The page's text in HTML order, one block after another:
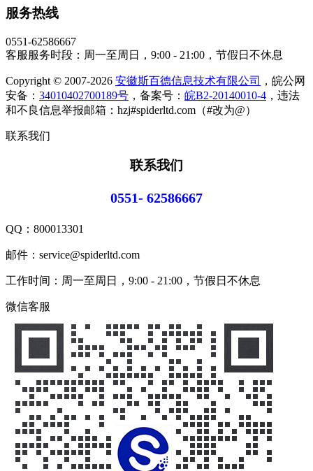
服务热线
0551-62586667
客服服务时段：周一至周日，9:00 - 21:00，节假日不休息
Copyright © 2007-2026 安徽斯百德信息技术有限公司
，皖公网
安备： 34010402700189号 ，备案号： 皖B2-20140010-4 ，违法
和不良信息举报邮箱：hzj#spiderltd.com（#改为@）
联系我们
联系我们
0551- 62586667
QQ： 800013301
邮件：service@spiderltd.com
工作时间：周一至周日，9:00 - 21:00，节假日不休息
微信客服